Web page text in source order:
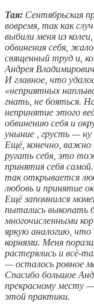
Тая: Сентябрьская
вовремя, так как
выбили меня из
обвинения себя,
священный труд и,
Андрея
И главное, что
«неприятных
гнать, не бояться.
непринятие этого
обвинению себя и
уныние , грусть —
Ещё, конечно,
ругать себя, это
принятия себя
так открывается
любовь и принятие
Ещё запомнился
пытались выкопать
многочисленными
яркую аналогию,
корнями. Меня
растерялись и всё-
— осталось ровное
Спасибо большое
прекрасному месту
этой практики.